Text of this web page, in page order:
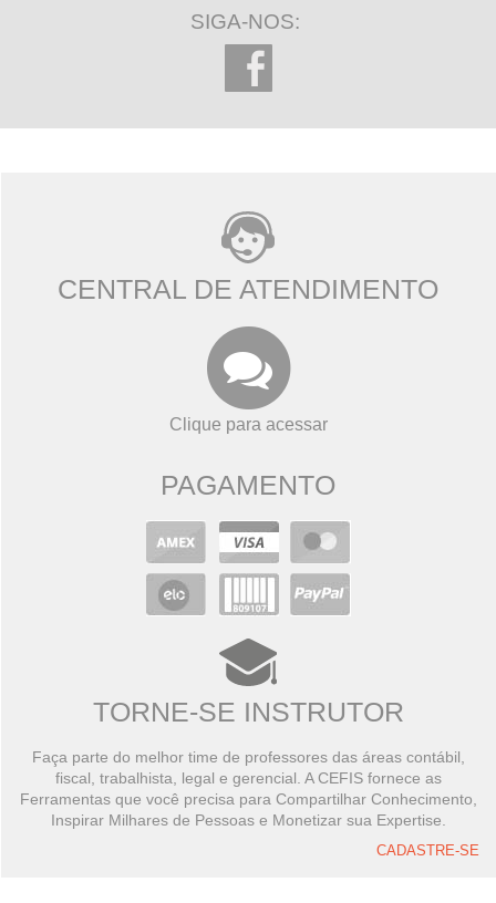
SIGA-NOS:
CENTRAL DE ATENDIMENTO
Clique para acessar
PAGAMENTO
TORNE-SE INSTRUTOR
Faça parte do melhor time de professores das áreas contábil,
fiscal, trabalhista, legal e gerencial. A CEFIS fornece as
Ferramentas que você precisa para Compartilhar Conhecimento,
Inspirar Milhares de Pessoas e Monetizar sua Expertise.
CADASTRE-SE